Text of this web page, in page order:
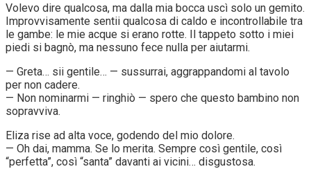
Volevo dire qualcosa, ma dalla mia bocca uscì solo un gemito.
Improvvisamente sentii qualcosa di caldo e incontrollabile tra
le gambe: le mie acque si erano rotte. Il tappeto sotto i miei
piedi si bagnò, ma nessuno fece nulla per aiutarmi.
— Greta… sii gentile… — sussurrai, aggrappandomi al tavolo
per non cadere.
— Non nominarmi — ringhiò — spero che questo bambino non
sopravviva.
Eliza rise ad alta voce, godendo del mio dolore.
— Oh dai, mamma. Se lo merita. Sempre così gentile, così
“perfetta”, così “santa” davanti ai vicini… disgustosa.